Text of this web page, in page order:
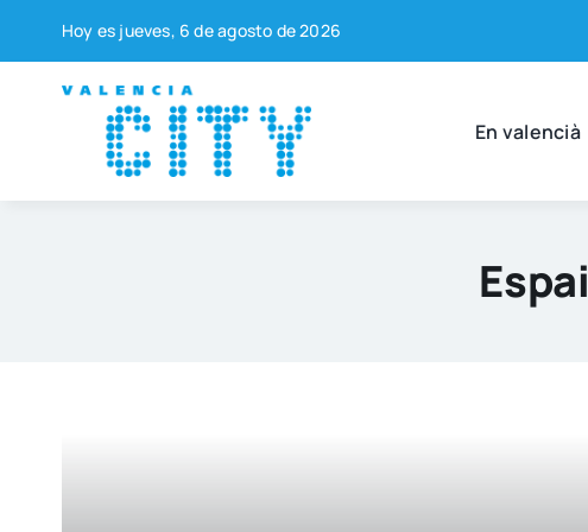
contenido
Hoy es jue­ves, 6 de agos­to de 2026
En valen­cià